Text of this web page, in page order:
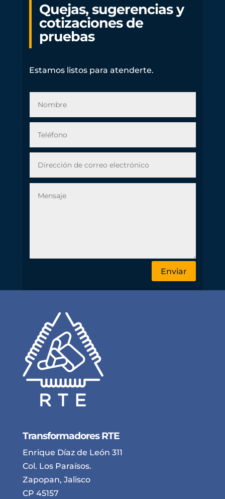
Quejas, sugerencias y
cotizaciones de
pruebas
Estamos listos para atenderte.
Enviar
Transformadores RTE
Enrique Díaz de León 311
Col. Los Paraísos.
Zapopan, Jalisco
CP 45157